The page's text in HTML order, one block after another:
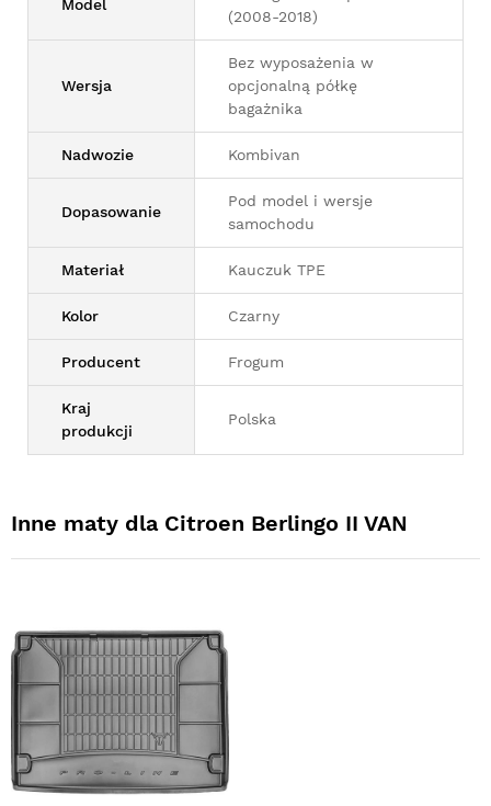
Model
(2008-2018)
Wersja
Bez wyposażenia w
opcjonalną półkę
bagażnika
Nadwozie Kombivan
Dopasowanie
Pod model i wersje
samochodu
Materiał Kauczuk TPE
Kolor Czarny
Producent Frogum
Kraj
produkcji
Polska
Inne maty dla Citroen Berlingo II VAN